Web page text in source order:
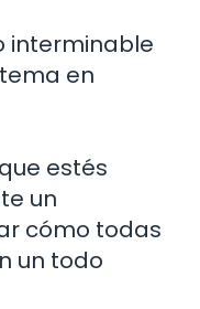
interminable
en
estés
un
cómo todas
un todo